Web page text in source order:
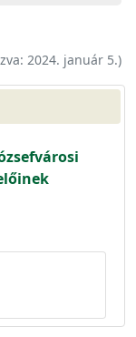
2024. január 5.)